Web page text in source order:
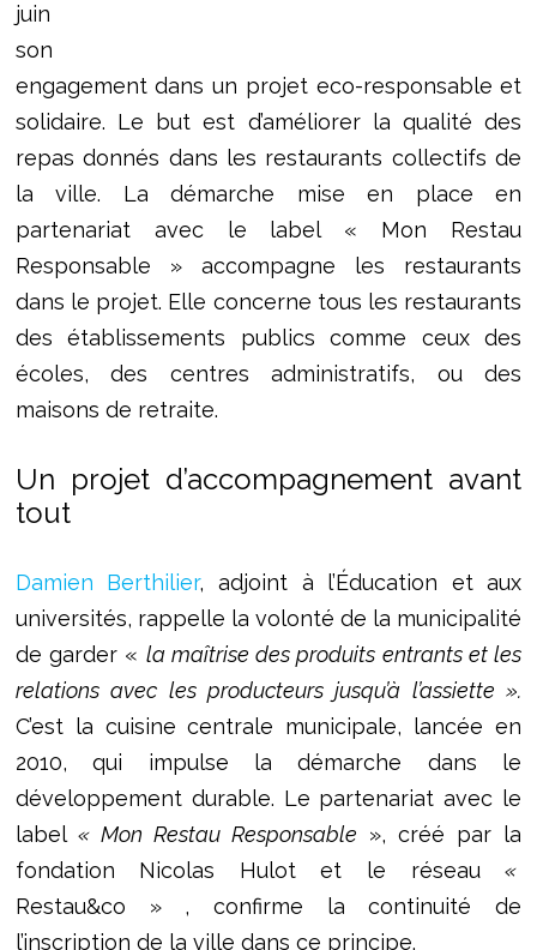
juin
son
engagement dans un projet eco-responsable et
solidaire. Le but est d’améliorer la qualité des
repas donnés dans les restaurants collectifs de
la ville. La démarche mise en place en
partenariat avec le label « Mon Restau
Responsable » accompagne les restaurants
dans le projet. Elle concerne tous les restaurants
des établissements publics comme ceux des
écoles, des centres administratifs, ou des
maisons de retraite.
Un projet d’accompagnement avant
tout
Damien Berthilier, adjoint à l’Éducation et aux
universités, rappelle la volonté de la municipalité
de garder « la maîtrise des produits entrants et les
relations avec les producteurs jusqu’à l’assiette ».
C’est la cuisine centrale municipale, lancée en
2010, qui impulse la démarche dans le
développement durable. Le partenariat avec le
label « Mon Restau Responsable », créé par la
fondation Nicolas Hulot et le réseau«
Restau&co » , confirme la continuité de
l’inscription de la ville dans ce principe.